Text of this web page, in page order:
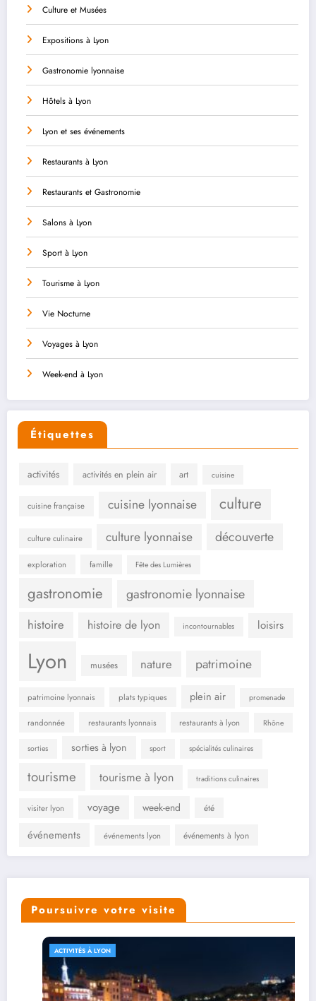
Culture et Musées
Expositions à Lyon
Gastronomie lyonnaise
Hôtels à Lyon
Lyon et ses événements
Restaurants à Lyon
Restaurants et Gastronomie
Salons à Lyon
Sport à Lyon
Tourisme à Lyon
Vie Nocturne
Voyages à Lyon
Week-end à Lyon
Étiquettes
activités activités en plein air art cuisine
cuisine française cuisine lyonnaise culture
culture culinaire culture lyonnaise découverte
exploration famille Fête des Lumières
gastronomie gastronomie lyonnaise
histoire histoire de lyon incontournables loisirs
Lyon musées nature patrimoine
patrimoine lyonnais plats typiques plein air promenade
randonnée restaurants lyonnais restaurants à lyon Rhône
sorties sorties à lyon sport spécialités culinaires
tourisme tourisme à lyon traditions culinaires
visiter lyon voyage week-end été
événements événements lyon événements à lyon
Poursuivre votre visite
ACTIVITÉS À LYON